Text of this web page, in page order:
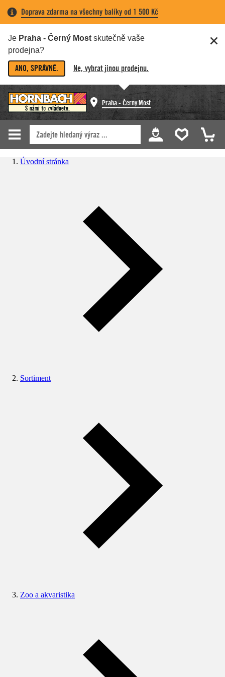
Doprava zdarma na všechny balíky od 1 500 Kč
Je Praha - Černý Most skutečně vaše
prodejna?
ANO, SPRÁVNĚ. Ne, vybrat jinou prodejnu.
Praha - Černý Most
Úvodní stránka
Sortiment
Zoo a akvaristika